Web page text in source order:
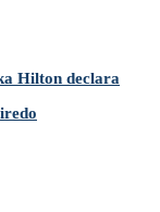
Hilton declara